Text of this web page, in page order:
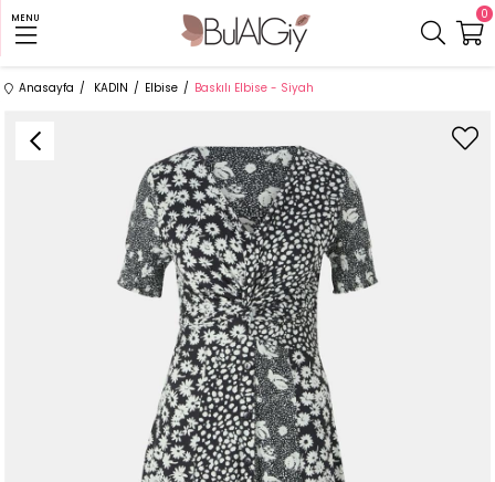
MENU 0
Anasayfa KADIN Elbise Baskılı Elbise - Siyah